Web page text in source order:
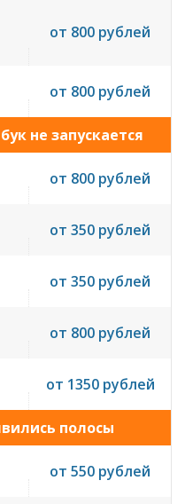
от 800 рублей
от 800 рублей
не запускается
от 800 рублей
от 350 рублей
от 350 рублей
от 800 рублей
от 1350 рублей
полосы
от 550 рублей